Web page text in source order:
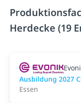
Herdecke (19
Ausbildung 2027
Essen